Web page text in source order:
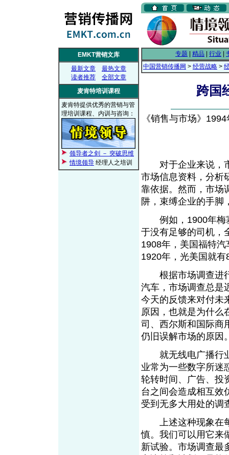
EMKT营销文库
最新文章
最热文章
读者推荐
全部文章
麦肯特培训课程
麦肯特提供优秀的营销与管
理培训课程、内训与咨询：
领导者之剑 － 突破思维
情境领导 经理人之培训
专题 精品 行业
中国营销传播网 > 经营战略 >
跨国
《销售与市场》
对于企业来说，市
市场信息资料，分析
靠依据。然而，市场
阱，束缚企业的手脚
例如，1900年梅塞
于没有足够的司机，
1908年，美国福特
1920年，光美国就
根据市场调查进行
汽车，市场调查总是
今天的反馈来对付未
原因，也就是为什么
司、西尔斯和国际商
仍旧误解市场的原因
就无线电广播行业
业常为一些数字所迷
轮转时间、广告、投
台之间会造成相互效
受到无多大用处的调
上述这种现象在每
慎。我们可以用它来
新试验。市场调查最